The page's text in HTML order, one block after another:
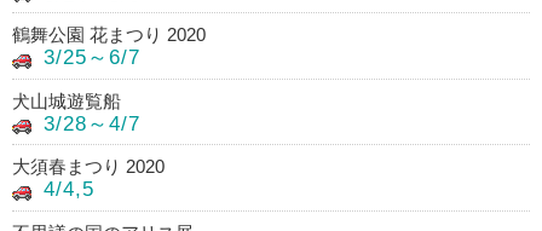
鶴舞公園 花まつり 2020
3/25～6/7
犬山城遊覧船
3/28～4/7
大須春まつり 2020
4/4,5